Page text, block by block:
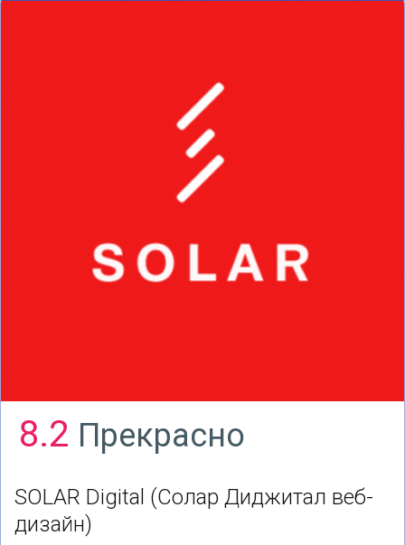
8.2 Прекрасно
SOLAR Digital (Солар Диджитал веб-
дизайн)